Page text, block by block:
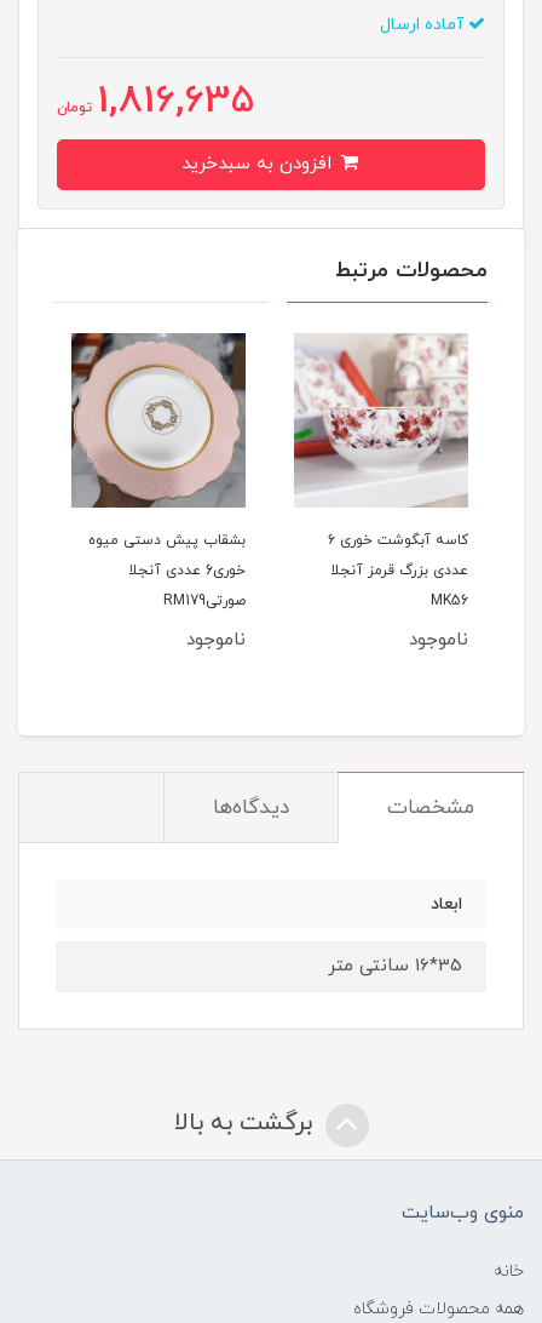
آماده ارسال
1,816,635 تومان
محصولات مرتبط
کاسه آبگوشت خوری ۶
عددی بزرگ قرمز آنجلا
MK56
ناموجود
بشقاب پیش دستی میوه
خوری6 عددی آنجلا
صورتیRM179
ناموجود
مشخصات دیدگاه‌ها
ابعاد
35*16 سانتی متر
برگشت به بالا
منوی وب‌سایت
خانه
همه محصولات فروشگاه